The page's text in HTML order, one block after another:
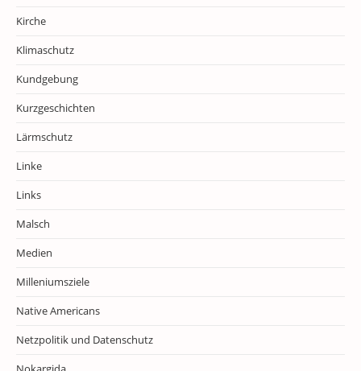
Kirche
Klimaschutz
Kundgebung
Kurzgeschichten
Lärmschutz
Linke
Links
Malsch
Medien
Milleniumsziele
Native Americans
Netzpolitik und Datenschutz